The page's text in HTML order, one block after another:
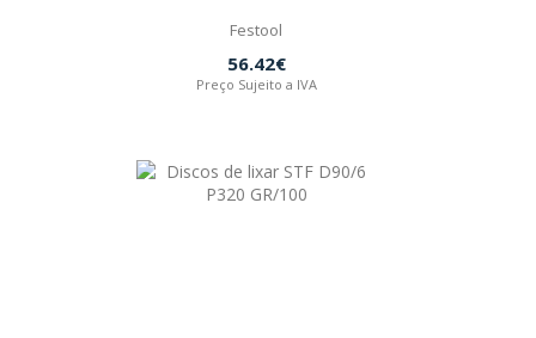
Festool
56.42€
Preço Sujeito a IVA